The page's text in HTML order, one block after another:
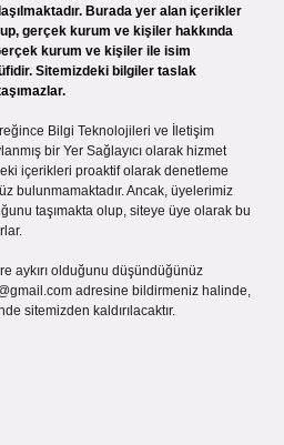
Burada yer alan içerikler
gerçek kurum ve kişiler hakkında
kurum ve kişiler ile isim
Sitemizdeki bilgiler taslak
Bilgi Teknolojileri ve İletişim
bir Yer Sağlayıcı olarak hizmet
içerikleri proaktif olarak denetleme
bulunmamaktadır. Ancak, üyelerimiz
taşımakta olup, siteye üye olarak bu
aykırı olduğunu düşündüğünüz
adresine bildirmeniz halinde,
sitemizden kaldırılacaktır.